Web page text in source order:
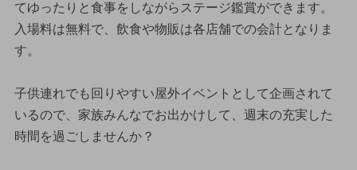
てゆったりと食事をしながらステージ鑑賞ができます。
入場料は無料で、飲食や物販は各店舗での会計となりま
す。
子供連れでも回りやすい屋外イベントとして企画されて
いるので、家族みんなでお出かけして、週末の充実した
時間を過ごしませんか？